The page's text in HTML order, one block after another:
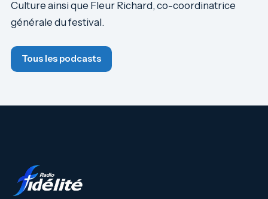
Culture ainsi que Fleur Richard, co-coordinatrice
générale du festival.
Tous les podcasts